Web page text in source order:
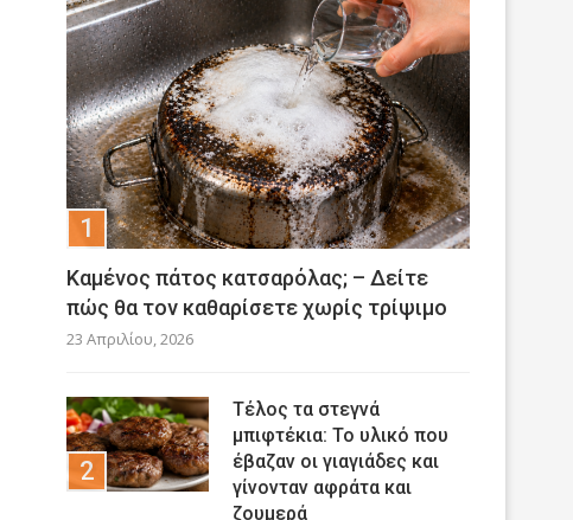
Καμένος πάτος κατσαρόλας; – Δείτε
πώς θα τον καθαρίσετε χωρίς τρίψιμο
23 Απριλίου, 2026
Τέλος τα στεγνά
μπιφτέκια: Το υλικό που
έβαζαν οι γιαγιάδες και
γίνονταν αφράτα και
ζουμερά